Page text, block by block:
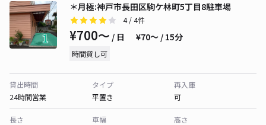
＊月極:神戸市長田区駒ケ林町5丁目8駐車場
4/ 4件
¥700〜 / 日 ¥70〜 / 15分
時間貸し可
貸出時間
24時間営業
タイプ
平置き
再入庫
可
長さ
車幅
高さ